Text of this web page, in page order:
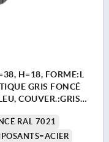
H=18, FORME:L
GRIS FONCÉ
COUVER.:GRIS
RAL 7021